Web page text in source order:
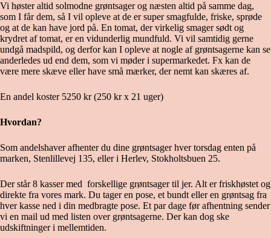
Vi høster altid solmodne grøntsager og næsten altid på samme dag,
som I får dem, så I vil opleve at de er super smagfulde, friske, sprøde
og at de kan have jord på. En tomat, der virkelig smager sødt og
krydret af tomat, er en vidunderlig mundfuld. Vi vil samtidig gerne
undgå madspild, og derfor kan I opleve at nogle af grøntsagerne kan se
anderledes ud end dem, som vi møder i supermarkedet. Fx kan de
være mere skæve eller have små mærker, der nemt kan skæres af.
En andel koster 5250 kr (250 kr x 21 uger)
Hvordan?
Som andelshaver afhenter du dine grøntsager hver torsdag enten på
marken, Stenlillevej 135, eller i Herlev, Stokholtsbuen 25.
Der står 8 kasser med forskellige grøntsager til jer. Alt er friskhøstet og
direkte fra vores mark. Du tager en pose, et bundt eller en grøntsag fra
hver kasse ned i din medbragte pose. Et par dage før afhentning sender
vi en mail ud med listen over grøntsagerne. Der kan dog ske
udskiftninger i mellemtiden.